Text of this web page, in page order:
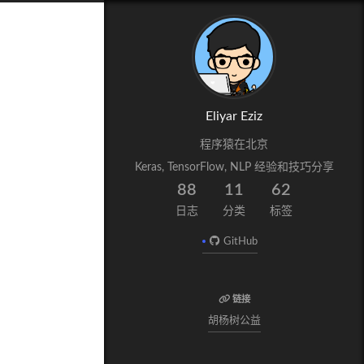
Eliyar Eziz
程序猿在北京
Keras, TensorFlow, NLP 经验和技巧分享
88
日志
11
分类
62
标签
GitHub
链接
胡杨树公益